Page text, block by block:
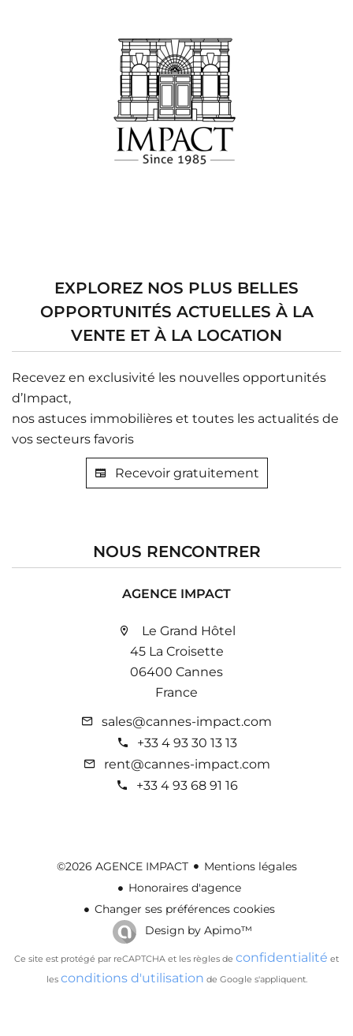
EXPLOREZ NOS PLUS BELLES
OPPORTUNITÉS ACTUELLES À LA
VENTE ET À LA LOCATION
Recevez en exclusivité les nouvelles opportunités
d’Impact,
nos astuces immobilières et toutes les actualités de
vos secteurs favoris
Recevoir gratuitement
NOUS RENCONTRER
AGENCE IMPACT
Le Grand Hôtel
45 La Croisette
06400 Cannes
France
sales@cannes-impact.com
+33 4 93 30 13 13
rent@cannes-impact.com
+33 4 93 68 91 16
©2026 AGENCE IMPACT
Mentions légales
Honoraires d'agence
Changer ses préférences cookies
Design by Apimo™
Ce site est protégé par reCAPTCHA et les règles de confidentialité et
les conditions d'utilisation de Google s'appliquent.